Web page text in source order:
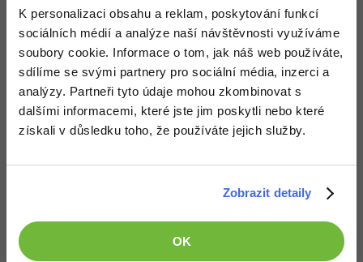
K personalizaci obsahu a reklam, poskytování funkcí
sociálních médií a analýze naší návštěvnosti využíváme
soubory cookie. Informace o tom, jak náš web používáte,
sdílíme se svými partnery pro sociální média, inzerci a
analýzy. Partneři tyto údaje mohou zkombinovat s
dalšími informacemi, které jste jim poskytli nebo které
získali v důsledku toho, že používáte jejich služby.
Zobrazit detaily
OK
přehled
jednoduše
pomocí různých
řazení a
zobrazování
plakátku k
filmům. Ty se
automaticky
internetu a také
samy ořezávají.